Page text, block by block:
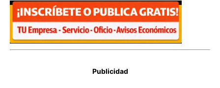
Publicidad